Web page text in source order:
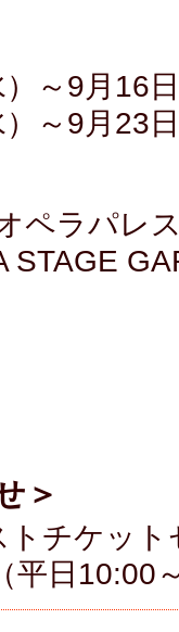
～9月16
～9月23
ペラパレ
STAGE
＞
トチケット
平日10:00